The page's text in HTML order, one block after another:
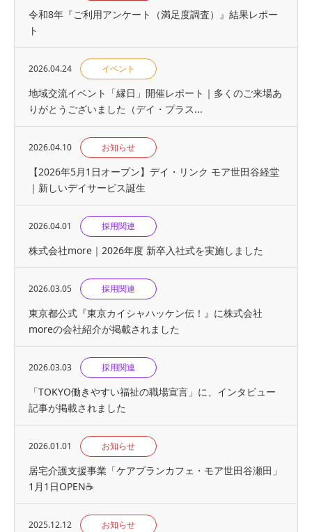
令和8年『ご利用アンケート（満足度調査）』結果レポー
ト
2026.04.24 イベント
地域交流イベント「縁日」開催レポート｜多くのご来場あ
りがとうございました（デイ・プラス...
2026.04.10 お知らせ
【2026年5月1日オープン】デイ・リンク モア世田谷経堂
｜新しいデイサービス誕生
2026.04.01 採用関連
株式会社more｜2026年度 新卒入社式を実施しました
2026.03.05 採用関連
東京都公式『東京カイシャハッケン伝！』に株式会社
moreの会社紹介が掲載されました
2026.03.03 採用関連
「TOKYO働きやすい福祉の職場宣言」に、インタビュー
記事が掲載されました
2026.01.01 お知らせ
居宅介護支援事業「ケアプランカフェ・モア世田谷瀬田」
1月1日OPEN☕
2025.12.12 お知らせ